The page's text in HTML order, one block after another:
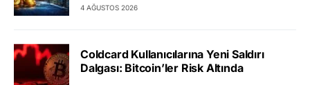
4 AĞUSTOS 2026
Coldcard Kullanıcılarına Yeni Saldırı
Dalgası: Bitcoin’ler Risk Altında